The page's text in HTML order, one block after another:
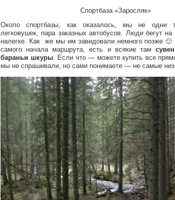
Спортбаза «Заросляк»
Около спортбазы, как оказалось, мы не одни
легковушек, пара заказных автобусов. Люди бегут на
налегке. Как же мы им завидовали немного позже
самого начала маршрута, есть и всякие там
бараньи шкуры. Если что — можете купить все
мы не спрашивали, но сами понимаете — не самые